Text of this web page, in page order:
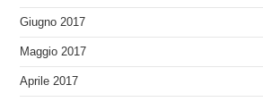
Giugno 2017
Maggio 2017
Aprile 2017